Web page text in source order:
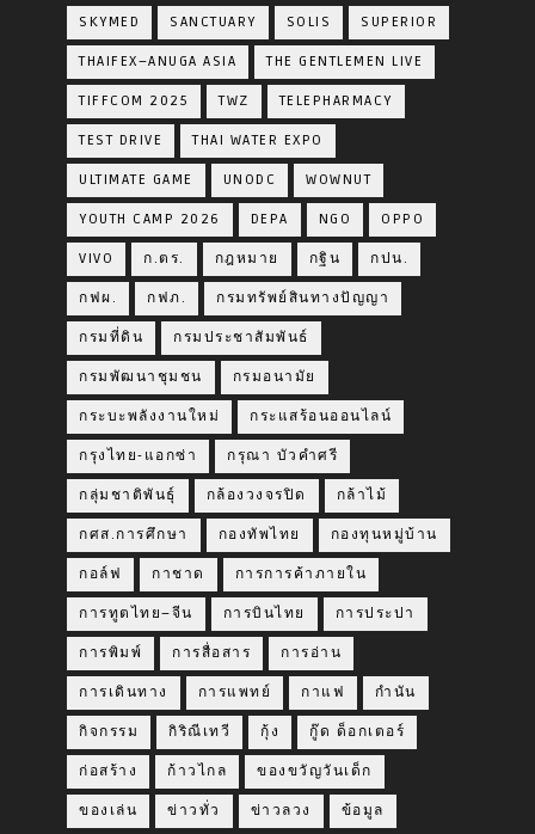
SKYMED SANCTUARY SOLIS SUPERIOR
THAIFEX–ANUGA ASIA THE GENTLEMEN LIVE
TIFFCOM 2025 TWZ TELEPHARMACY
TEST DRIVE THAI WATER EXPO
ULTIMATE GAME UNODC WOWNUT
YOUTH CAMP 2026 DEPA NGO OPPO
VIVO ก.ตร. กฎหมาย กฐิน กปน.
กฟผ. กฟภ. กรมทรัพย์สินทางปัญญา
กรมที่ดิน กรมประชาสัมพันธ์
กรมพัฒนาชุมชน กรมอนามัย
กระบะพลังงานใหม่ กระแสร้อนออนไลน์
กรุงไทย-แอกซ่า กรุณา บัวคำศรี
กลุ่มชาติพันธุ์ กล้องวงจรปิด กล้าไม้
กศส.การศึกษา กองทัพไทย กองทุนหมู่บ้าน
กอล์ฟ กาชาด การการค้าภายใน
การทูตไทย–จีน การบินไทย การประปา
การพิมพ์ การสื่อสาร การอ่าน
การเดินทาง การแพทย์ กาแฟ กำนัน
กิจกรรม กิริณีเทวี กุ้ง กู๊ด ด็อกเตอร์
ก่อสร้าง ก้าวไกล ของขวัญวันเด็ก
ของเล่น ข่าวทั่ว ข่าวลวง ข้อมูล